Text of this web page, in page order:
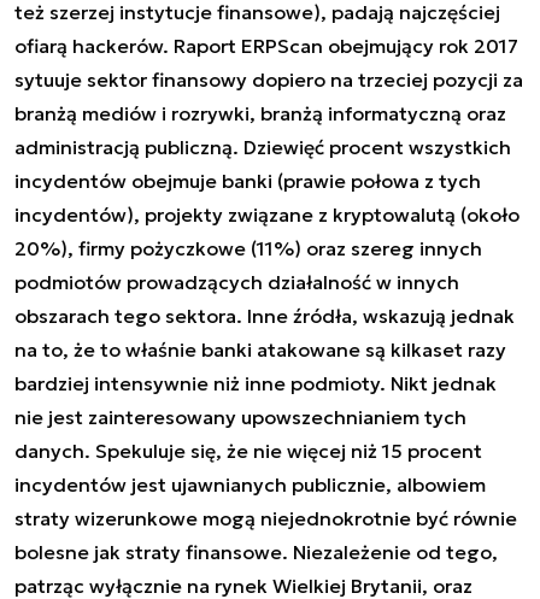
też szerzej instytucje finansowe), padają najczęściej
ofiarą hackerów. Raport ERPScan obejmujący rok 2017
sytuuje sektor finansowy dopiero na trzeciej pozycji za
branżą mediów i rozrywki, branżą informatyczną oraz
administracją publiczną. Dziewięć procent wszystkich
incydentów obejmuje banki (prawie połowa z tych
incydentów), projekty związane z kryptowalutą (około
20%), firmy pożyczkowe (11%) oraz szereg innych
podmiotów prowadzących działalność w innych
obszarach tego sektora. Inne źródła, wskazują jednak
na to, że to właśnie banki atakowane są kilkaset razy
bardziej intensywnie niż inne podmioty. Nikt jednak
nie jest zainteresowany upowszechnianiem tych
danych. Spekuluje się, że nie więcej niż 15 procent
incydentów jest ujawnianych publicznie, albowiem
straty wizerunkowe mogą niejednokrotnie być równie
bolesne jak straty finansowe. Niezależenie od tego,
patrząc wyłącznie na rynek Wielkiej Brytanii, oraz